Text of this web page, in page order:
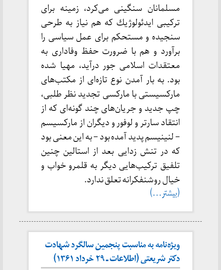
مسلمانان سنگینی می‌کرد، زمینه برای
ترکیبی ایدئولوژيك که هم نیاز به طرحی
سنجیده و مستحکم برای عمل سیاسی را
برآورد و هم با ضرورت حفظ وفاداری به
معتقدات اسلامی جور درآید، مهیا شده
بود. به بار آمدن نوع تازه‌ای از مکتب‌های
مارکسیستی با مارکسی تجدید نظر طلبی،
چپ جدید و جریان‌های چند گونه‌ای که از
انتقاد سارتر و لوفور و دیگران از مارکسیسم
– لنینیسم پدید آمده بود – به این معنی بود
که در تنش زدایی بعد از استالین چنین
تلفیق ترکیب‌هایی دیگر به قلمرو خواب و
خيال روشنفکرانه تعلق ندارد.
(بیشتر…)
ویژه‌نامه به مناسبت پنجمین سالگرد شهادت
دکتر شریعتی (اطلاعات ـ ۲۹ خرداد ۱۳۶۱)